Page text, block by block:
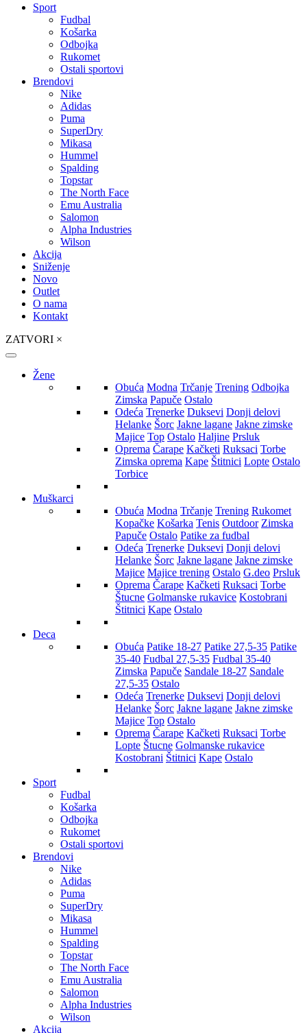
Sport
Fudbal
Košarka
Odbojka
Rukomet
Ostali sportovi
Brendovi
Nike
Adidas
Puma
SuperDry
Mikasa
Hummel
Spalding
Topstar
The North Face
Emu Australia
Salomon
Alpha Industries
Wilson
Akcija
Sniženje
Novo
Outlet
O nama
Kontakt
ZATVORI ×
Žene
Obuća Modna Trčanje Trening Odbojka
Zimska Papuče Ostalo
Odeća Trenerke Duksevi Donji delovi
Helanke Šorc Jakne lagane Jakne zimske
Majice Top Ostalo Haljine Prsluk
Oprema Čarape Kačketi Ruksaci Torbe
Zimska oprema Kape Štitnici Lopte Ostalo
Torbice
Muškarci
Obuća Modna Trčanje Trening Rukomet
Kopačke Košarka Tenis Outdoor Zimska
Papuče Ostalo Patike za fudbal
Odeća Trenerke Duksevi Donji delovi
Helanke Šorc Jakne lagane Jakne zimske
Majice Majice trening Ostalo G.deo Prsluk
Oprema Čarape Kačketi Ruksaci Torbe
Štucne Golmanske rukavice Kostobrani
Štitnici Kape Ostalo
Deca
Obuća Patike 18-27 Patike 27,5-35 Patike
35-40 Fudbal 27,5-35 Fudbal 35-40
Zimska Papuče Sandale 18-27 Sandale
27,5-35 Ostalo
Odeća Trenerke Duksevi Donji delovi
Helanke Šorc Jakne lagane Jakne zimske
Majice Top Ostalo
Oprema Čarape Kačketi Ruksaci Torbe
Lopte Štucne Golmanske rukavice
Kostobrani Štitnici Kape Ostalo
Sport
Fudbal
Košarka
Odbojka
Rukomet
Ostali sportovi
Brendovi
Nike
Adidas
Puma
SuperDry
Mikasa
Hummel
Spalding
Topstar
The North Face
Emu Australia
Salomon
Alpha Industries
Wilson
Akcija